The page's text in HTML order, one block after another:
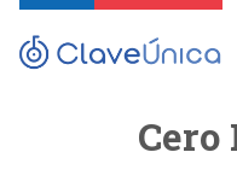
Cero